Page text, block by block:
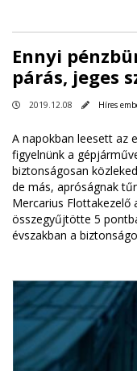
Ennyi
párás, jeges
2019.12.08 Híres
A napokban leesett az
figyelnünk a
biztonságosan
de más, apróságnak
Mercarius Flottakezelő
összegyűjtötte 5
évszakban a